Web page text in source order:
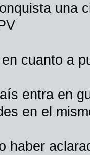
una
cuanto a
entra en
en el
haber